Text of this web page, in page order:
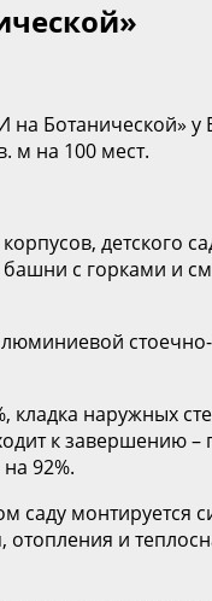
Ботанической» у
м на 100 мест.
детского
с горками и
кладка наружных
к завершению –
92%.
монтируется
и